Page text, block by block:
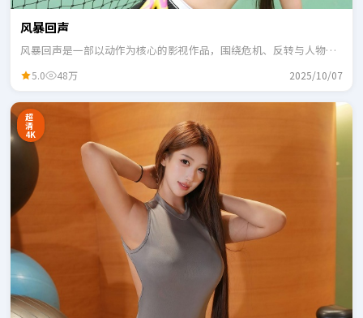
风暴回声
风暴回声是一部以动作为核心的影视作品，围绕危机、反转与人物成
5.0 48万 2025/10/07
超
清
4K